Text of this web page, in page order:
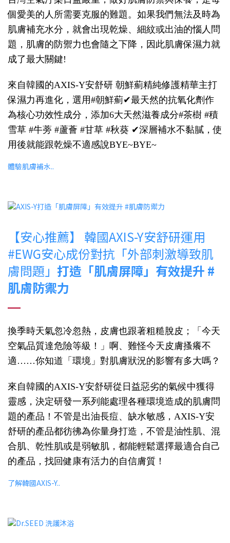
個愛美的人所需要克服的難題。如果我們無法及時為
肌膚補充水分，就會出現乾燥、細紋或出油的惱人問
題，肌膚的防禦力也會隨之下降，因此肌膚保濕力就
成了最大關鍵!
來自韓國的AXIS-Y安舒研 朝鮮薊精純修護精華主打
保濕力再進化，選用#朝鮮薊✔最天然的抗氧化劑作
為核心功效性成分，添加6大天然滋養成分#茶樹 #積
雪草 #牛蒡 #蘆薈 #甘草 #秋葵 ✔深層補水不黏膩，使
用後就能跟乾燥不適感說BYE~BYE~
體驗肌膚補水..
【安心推薦】 韓國AXIS-Y安舒研運用
#EWG安心成份對抗「外部刺激導致肌
膚問題」 打造「肌膚屏障」有效提升 #
肌膚防禦力
換季時天氣忽冷忽熱，皮膚也跟著粗糙脫皮；「今天
空氣品質達危險等級！」啊、難怪今天皮膚搔癢不
適……你知道「環境」對肌膚狀況的影響有多大嗎？
來自韓國的AXIS-Y安舒研從日益惡劣的氣候中獲得
靈感，決定研發一系列能處理各種環境造成的肌膚問
題的產品！不管是出油長痘、缺水敏感，AXIS-Y安
舒研的產品都彷彿為你量身打造，不管是油性肌、混
合肌、乾性肌或是弱敏肌，都能輕鬆選擇最適合自己
的產品，找回健康有活力的自信膚質！
了解韓國AXIS-Y..